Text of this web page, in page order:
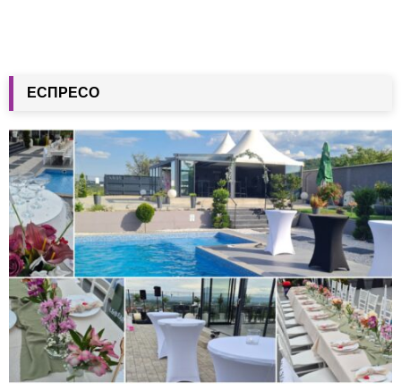
ЕСПРЕСО